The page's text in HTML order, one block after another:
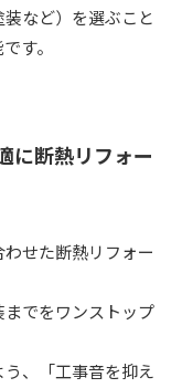
など）を選ぶこと
す。
に断熱リフォー
せた断熱リフォー
でをワンストップ
、「工事音を抑え